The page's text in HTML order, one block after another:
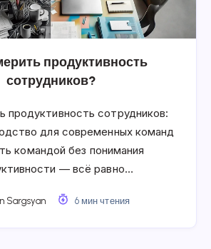
продуктивность
сотрудников?
продуктивность сотрудников:
для современных команд
командой без понимания
— всё равно…
Sargsyan 6 мин чтения